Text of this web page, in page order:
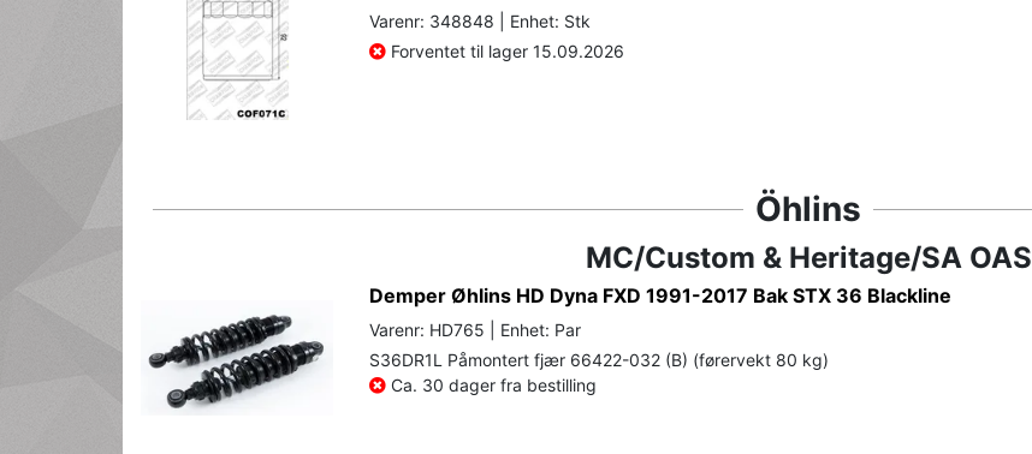
Varenr: 348848 | Enhet: Stk
Forventet til lager 15.09.2026
Öhlins
MC/Custom & Heritage/SA OAS
Demper Øhlins HD Dyna FXD 1991-2017 Bak STX 36 Blackline
Varenr: HD765 | Enhet: Par
S36DR1L Påmontert fjær 66422-032 (B) (førervekt 80 kg)
Ca. 30 dager fra bestilling